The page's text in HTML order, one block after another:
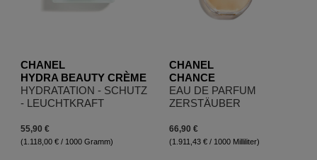
CHANEL
HYDRA BEAUTY CRÈME
HYDRATATION - SCHUTZ
- LEUCHTKRAFT
55,90 €
(1.118,00 € / 1000 Gramm)
CHANEL
CHANCE
EAU DE PARFUM
ZERSTÄUBER
66,90 €
(1.911,43 € / 1000 Milliliter)